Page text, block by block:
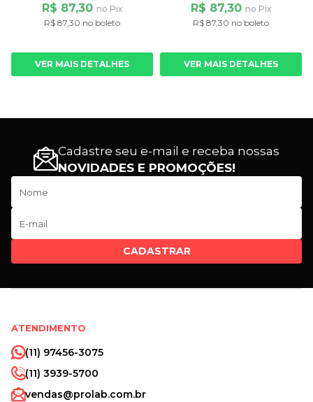
R$ 87,30 no Pix
R$ 87,30 no boleto
VER MAIS DETALHES
R$ 87,30 no Pix
R$ 87,30 no boleto
VER MAIS DETALHES
Cadastre seu e-mail e receba nossas
NOVIDADES E PROMOÇÕES!
CADASTRAR
ATENDIMENTO
(11) 97456-3075
(11) 3939-5700
vendas@prolab.com.br